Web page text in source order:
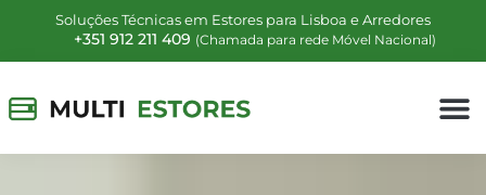
Soluções Técnicas em Estores para Lisboa e Arredores
+351 912 211 409 (Chamada para rede Móvel Nacional)